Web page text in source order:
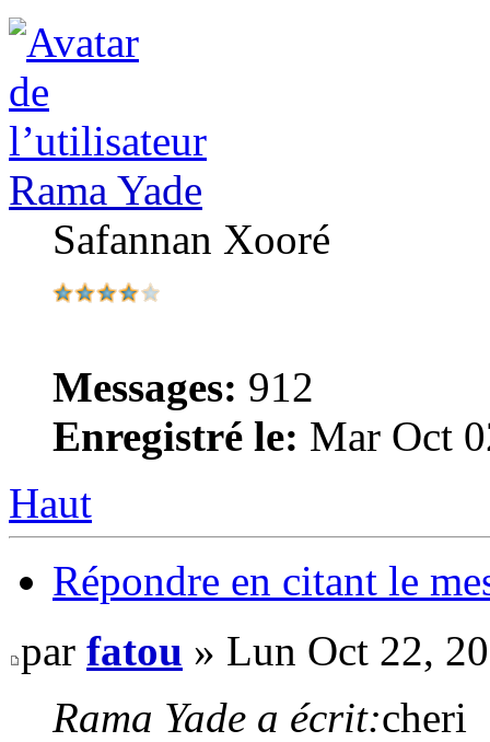
Rama Yade
Safannan Xooré
Messages: 912
Enregistré le: Mar Oct
Haut
Répondre en citant le
par fatou » Lun Oct 22,
Rama Yade a écrit:cheri